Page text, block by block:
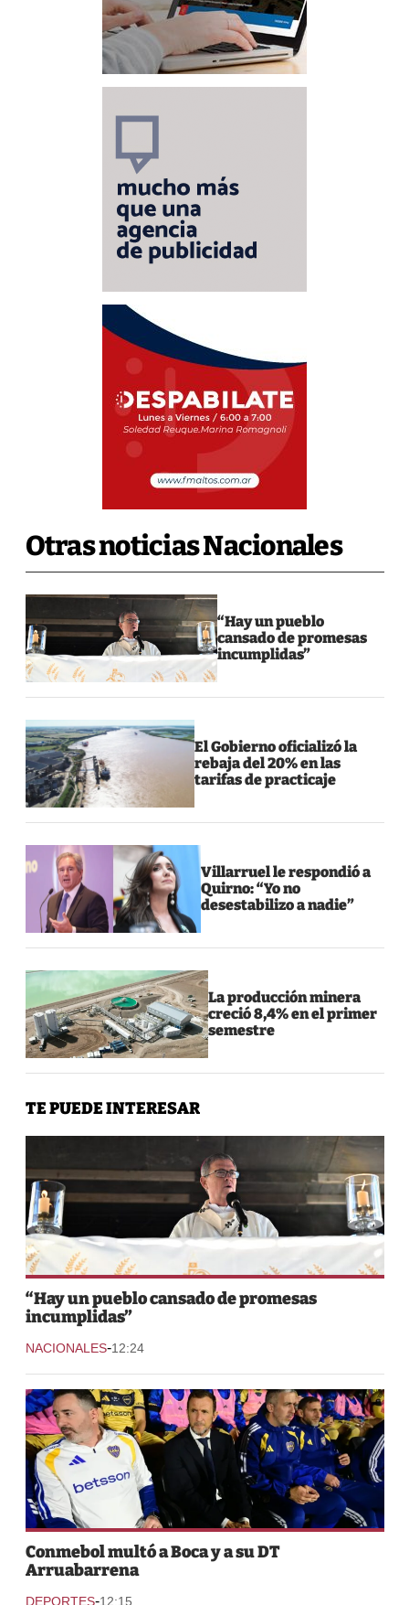
Otras noticias Nacionales
“Hay un pueblo
cansado de promesas
incumplidas”
El Gobierno oficializó la
rebaja del 20% en las
tarifas de practicaje
Villarruel le respondió a
Quirno: “Yo no
desestabilizo a nadie”
La producción minera
creció 8,4% en el primer
semestre
TE PUEDE INTERESAR
“Hay un pueblo cansado de promesas
incumplidas”
NACIONALES-12:24
Conmebol multó a Boca y a su DT
Arruabarrena
DEPORTES-12:15